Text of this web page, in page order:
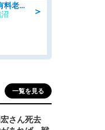
＞
介護職員/残業ほぼなし/介護付き有料老人ホームの介護士/夜勤専従
一覧を見る
宏さん死去